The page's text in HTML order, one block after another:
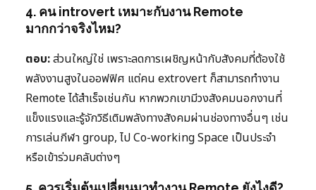
4. คน introvert เหมาะกับงาน Remote
มากกว่าจริงไหม?
ตอบ:ส่วนใหญ่ใช่ เพราะลดการเผชิญหน้ากับสังคมที่ต้องใช้
พลังงานสูงในออฟฟิศ แต่คน extrovert ก็สามารถทำงาน
Remote ได้สำเร็จเช่นกัน หากพวกเขามีวงสังคมนอกงานที่
แข็งแรงและรู้จักวิธีเติมพลังทางสังคมผ่านช่องทางอื่นๆ เช่น
การเล่นกีฬา group, ไป Co-working Space เป็นประจำ
หรือเข้าร่วมคลับต่างๆ